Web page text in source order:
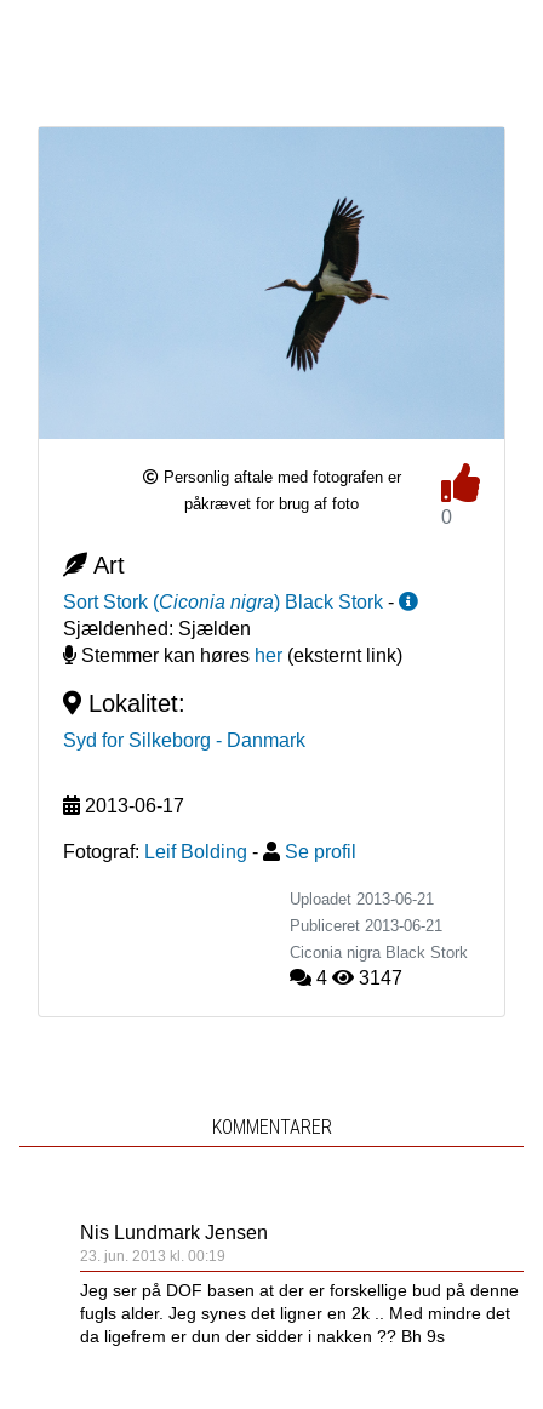
Personlig aftale med fotografen er
påkrævet for brug af foto
0
Art
Sort Stork (Ciconia nigra) Black Stork -
Sjældenhed: Sjælden
Stemmer kan høres her(eksternt link)
Lokalitet:
Syd for Silkeborg - Danmark
2013-06-17
Fotograf: Leif Bolding - Se profil
Uploadet 2013-06-21
Publiceret 2013-06-21
Ciconia nigra Black Stork
4 3147
KOMMENTARER
Nis Lundmark Jensen
23. jun. 2013 kl. 00:19
Jeg ser på DOF basen at der er forskellige bud på denne
fugls alder. Jeg synes det ligner en 2k .. Med mindre det
da ligefrem er dun der sidder i nakken ?? Bh 9s